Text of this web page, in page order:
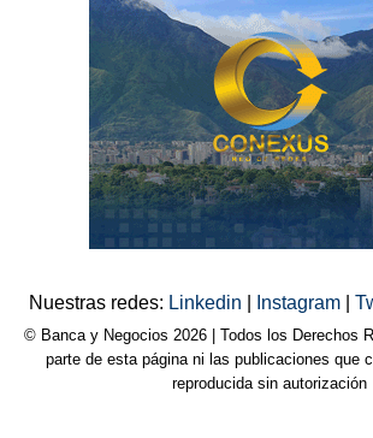
Nuestras redes: Linkedin Instagram
© Banca y Negocios 2026 | Todos los Derechos
parte de esta página ni las publicaciones que
reproducida sin autorización